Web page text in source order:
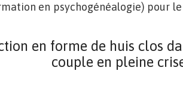
en psychogénéalogie) pour
en forme de huis clos
couple en pleine